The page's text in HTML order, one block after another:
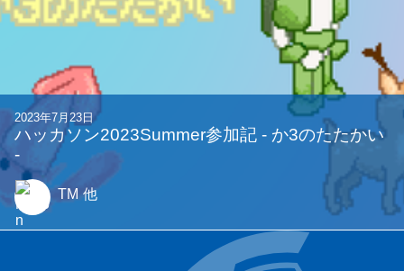
2023年7月23日
ハッカソン2023Summer参加記 - か3のたたかい
-
TM 他